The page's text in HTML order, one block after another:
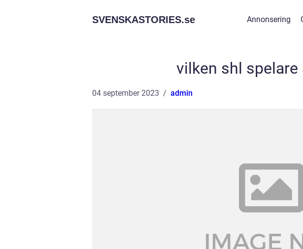
SVENSKASTORIES.se Annonsering
vilken shl spelare
04 september 2023 admin